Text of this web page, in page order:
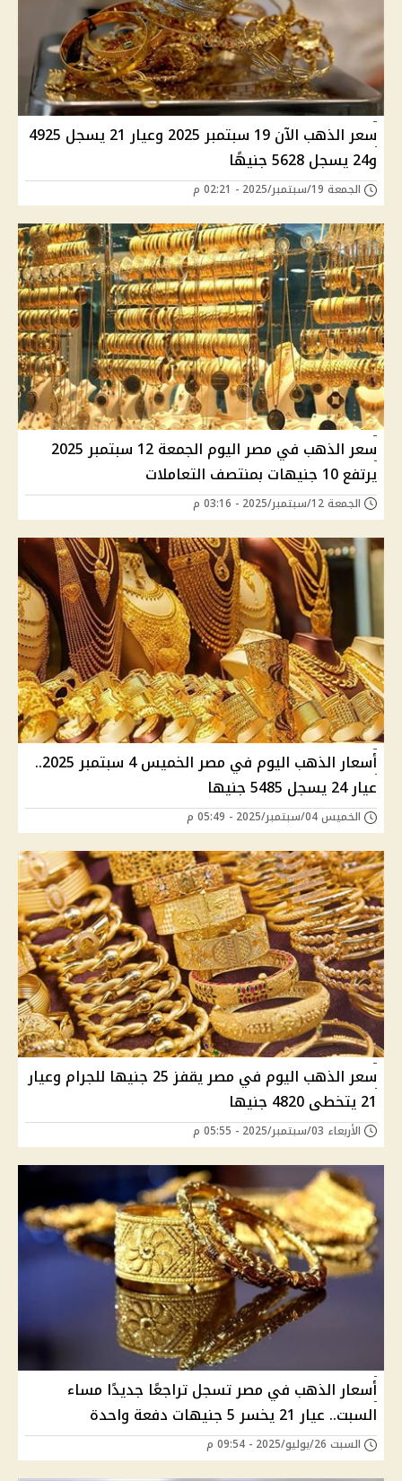
سعر الذهب الآن 19 سبتمبر 2025 وعيار 21 يسجل 4925
و24 يسجل 5628 جنيهًا
الجمعة 19/سبتمبر/2025 - 02:21 م
سعر الذهب في مصر اليوم الجمعة 12 سبتمبر 2025
يرتفع 10 جنيهات بمنتصف التعاملات
الجمعة 12/سبتمبر/2025 - 03:16 م
أسعار الذهب اليوم في مصر الخميس 4 سبتمبر 2025..
عيار 24 يسجل 5485 جنيها
الخميس 04/سبتمبر/2025 - 05:49 م
سعر الذهب اليوم في مصر يقفز 25 جنيها للجرام وعيار
21 يتخطى 4820 جنيها
الأربعاء 03/سبتمبر/2025 - 05:55 م
أسعار الذهب في مصر تسجل تراجعًا جديدًا مساء
السبت.. عيار 21 يخسر 5 جنيهات دفعة واحدة
السبت 26/يوليو/2025 - 09:54 م